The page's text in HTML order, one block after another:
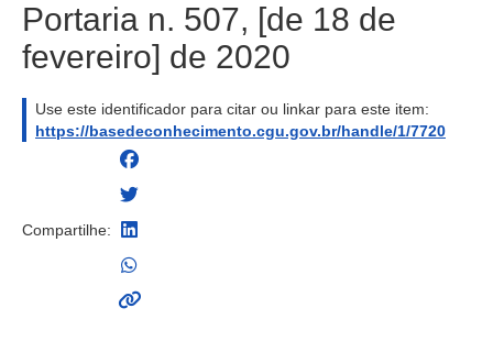
Portaria n. 507, [de 18 de
fevereiro] de 2020
Use este identificador para citar ou linkar para este item:
https://basedeconhecimento.cgu.gov.br/handle/1/7720
Compartilhe: